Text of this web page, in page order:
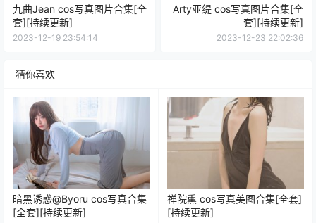
九曲Jean cos写真图片合集[全
套][持续更新]
2023-12-19 23:54:14
Arty亚缇 cos写真图片合集[全
套][持续更新]
2023-12-23 22:02:36
猜你喜欢
暗黑诱惑@Byoru cos写真合集
[全套][持续更新]
禅院熏 cos写真美图合集[全套]
[持续更新]